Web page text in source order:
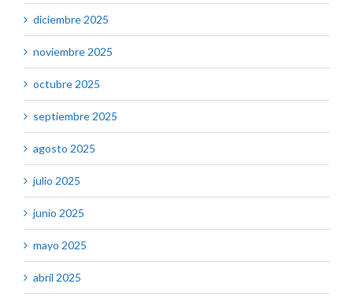
diciembre 2025
noviembre 2025
octubre 2025
septiembre 2025
agosto 2025
julio 2025
junio 2025
mayo 2025
abril 2025